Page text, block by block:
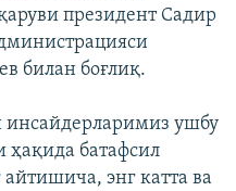
президент Садир
билан боғлиқ.
ушбу
батафсил
энг катта ва